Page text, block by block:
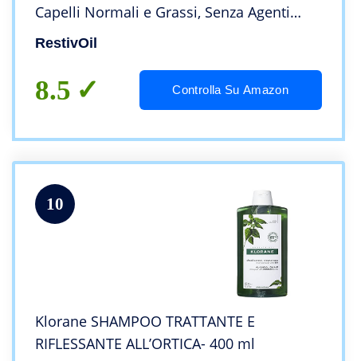
Capelli Normali e Grassi, Senza Agenti
Schiumogeni e Aggressivi – 250 ml
RestivOil
8.5 Controlla Su Amazon
10
Klorane SHAMPOO TRATTANTE E
RIFLESSANTE ALL’ORTICA- 400 ml